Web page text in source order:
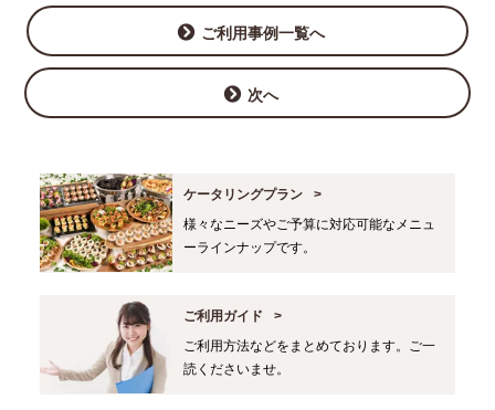
ご利用事例一覧へ
次へ
ケータリングプラン
様々なニーズやご予算に対応可能なメニュ
ーラインナップです。
ご利用ガイド
ご利用方法などをまとめております。ご一
読くださいませ。